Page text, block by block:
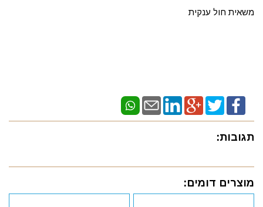
משאית חול ענקית
תגובות:
מוצרים דומים: